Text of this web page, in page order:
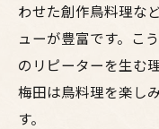
高級感とカ
老舗居酒屋
コスパ重視な
大阪で安い
わせた創作鳥料理な
ューが豊富です。こ
のリピーターを生む
梅田は鳥料理を楽し
す。